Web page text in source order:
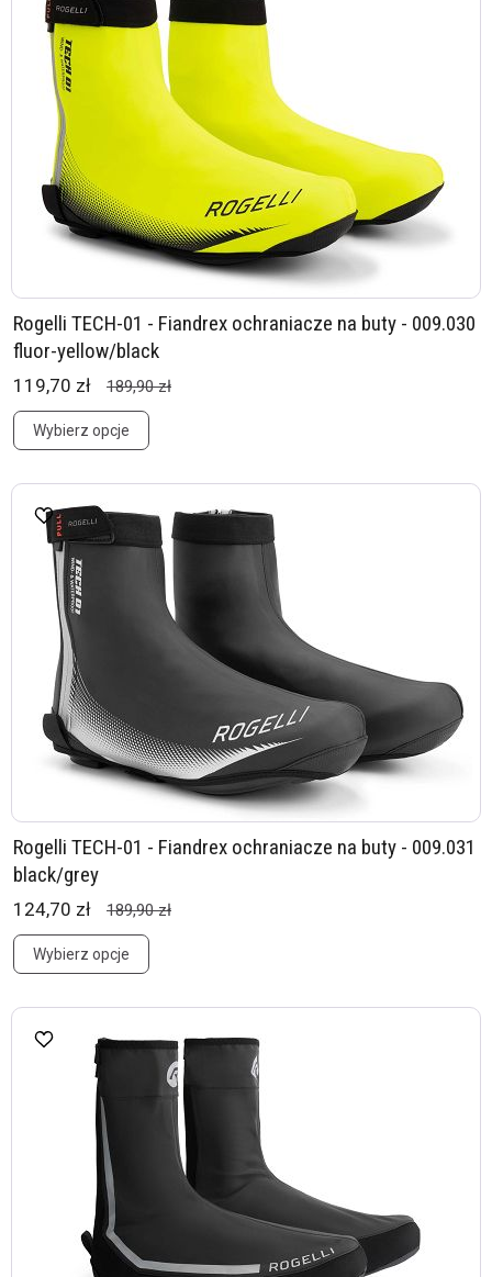
Rogelli TECH-01 - Fiandrex ochraniacze na buty - 009.030
fluor-yellow/black
119,70 zł 189,90 zł
Wybierz opcje
Rogelli TECH-01 - Fiandrex ochraniacze na buty - 009.031
black/grey
124,70 zł 189,90 zł
Wybierz opcje